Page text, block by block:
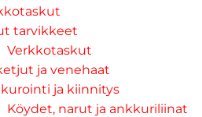
tarvikkeet
Verkkotaskut
ja venehaat
ja kiinnitys
Köydet, narut ja ankkuriliinat